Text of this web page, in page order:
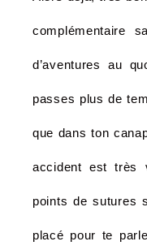
complémentaire
d’aventures au
passes plus de
que dans ton
accident est très
points de sutures
placé pour te